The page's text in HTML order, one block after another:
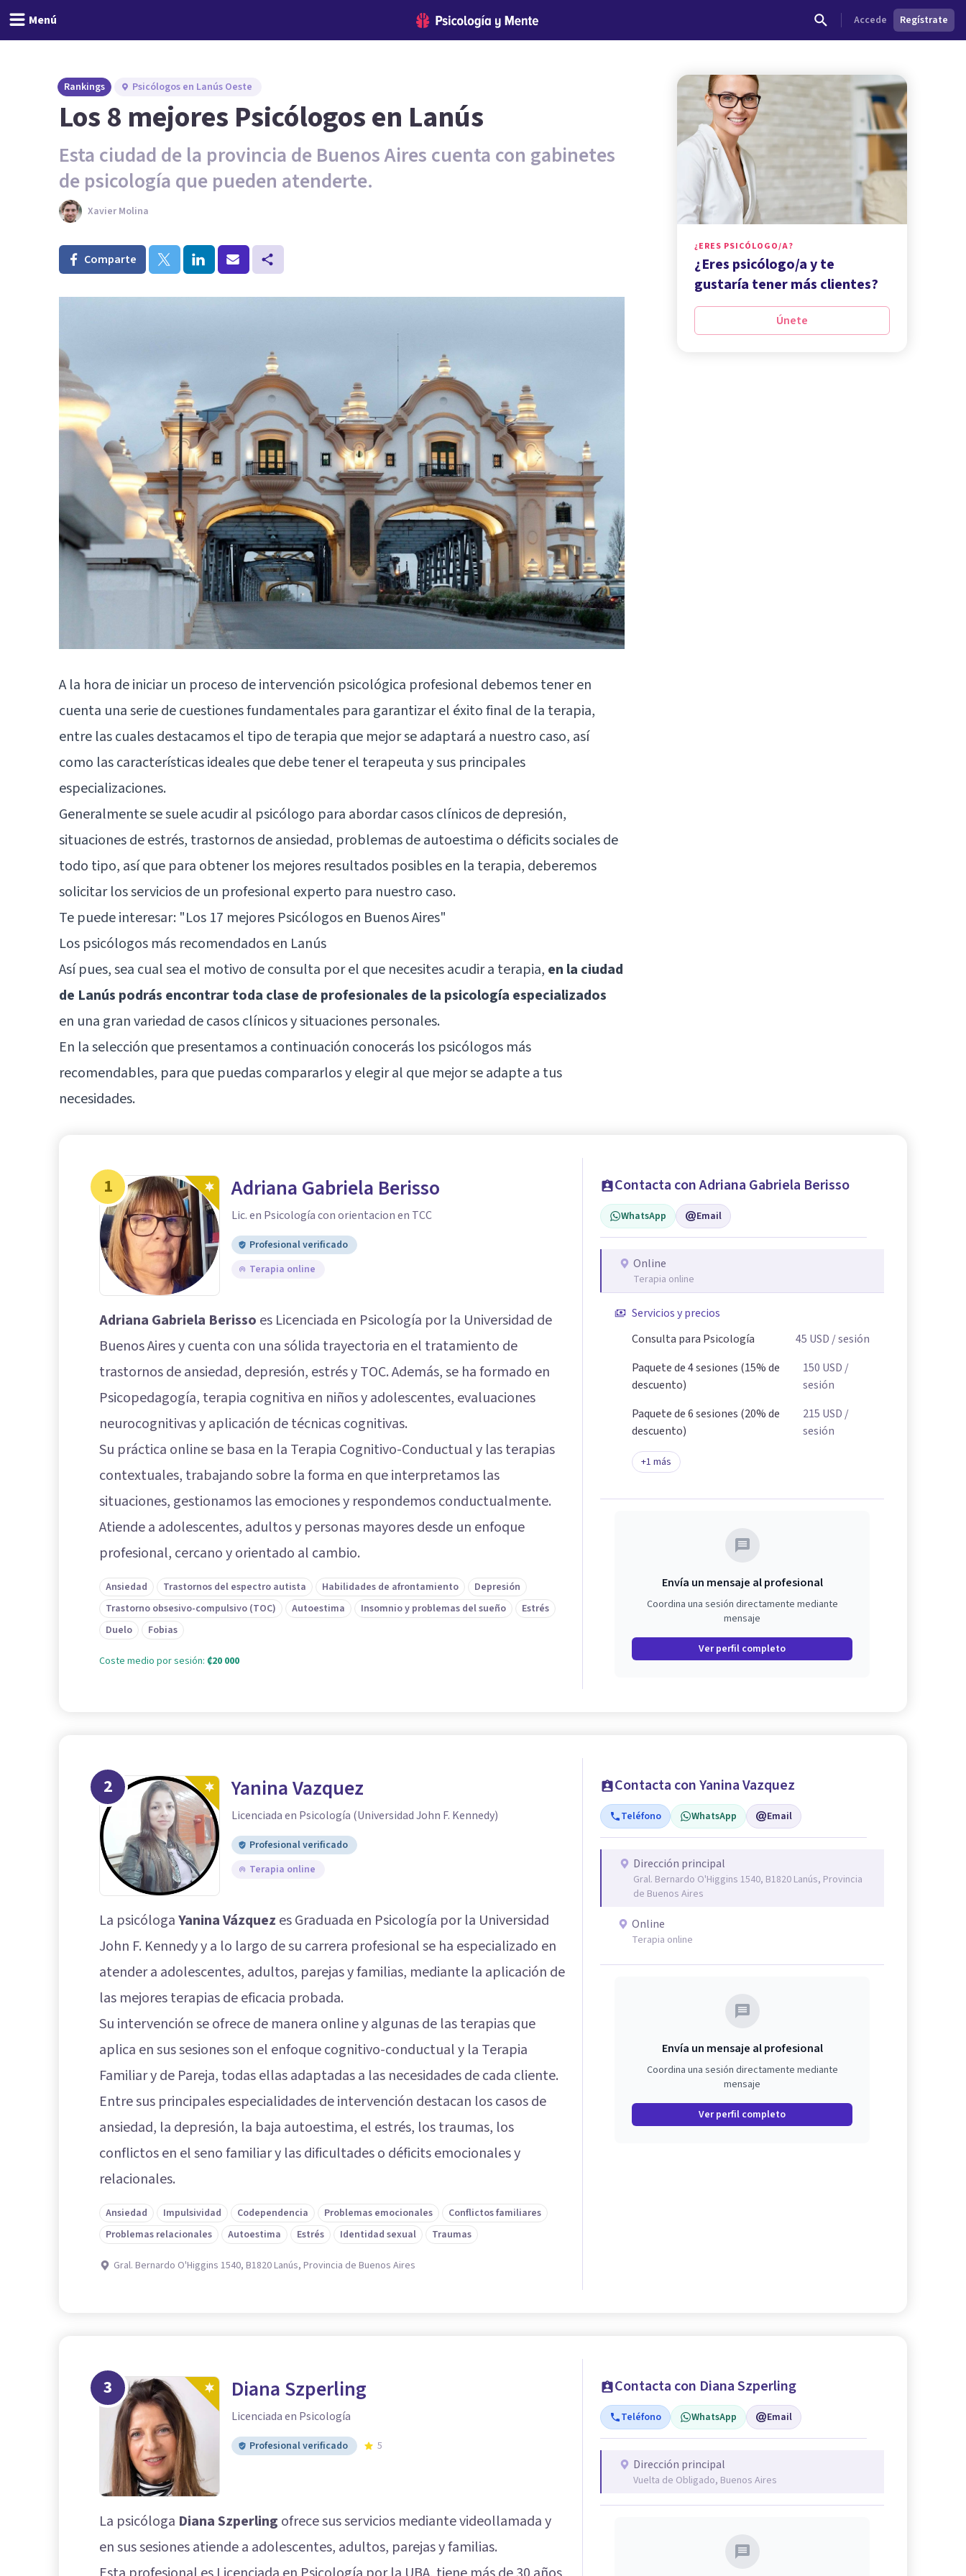
Menú Accede Regístrate
Rankings Psicólogos en Lanús Oeste
Los 8 mejores Psicólogos en Lanús
Esta ciudad de la provincia de Buenos Aires cuenta con gabinetes
de psicología que pueden atenderte.
Xavier Molina
Comparte
A la hora de iniciar un proceso deintervención psicológica profesional debemos tener en
cuenta una serie de cuestiones fundamentales para garantizar el éxito final de la terapia,
entre las cuales destacamos el tipo de terapia que mejor se adaptará a nuestro caso, así
como las características ideales que debe tener el terapeuta y sus principales
especializaciones.
Generalmente se suele acudir al psicólogo para abordar casos clínicos de depresión,
situaciones deestrés, trastornos de ansiedad, problemas de autoestima o déficits sociales de
todo tipo, así que para obtener los mejores resultados posibles en la terapia, deberemos
solicitar los servicios de un profesional experto para nuestro caso.
Te puede interesar: "Los 17 mejores Psicólogos en Buenos Aires"
Los psicólogos más recomendados en Lanús
Así pues, sea cual sea el motivo de consulta por el que necesites acudir a terapia, en la ciudad
de Lanús podrás encontrar toda clase de profesionales de la psicología especializados
en una gran variedad de casos clínicos y situaciones personales.
En la selección que presentamos a continuación conocerás los psicólogos más
recomendables, para que puedas compararlos y elegir al que mejor se adapte a tus
necesidades.
¿ERES PSICÓLOGO/A?
¿Eres psicólogo/a y te
gustaría tener más clientes?
Únete
1 Adriana Gabriela Berisso
Lic. en Psicología con orientacion en TCC
Profesional verificado
Terapia online
Adriana Gabriela Berisso es Licenciada en Psicología por la Universidad de
Buenos Aires y cuenta con una sólida trayectoria en el tratamiento de
trastornos de ansiedad, depresión, estrés y TOC. Además, se ha formado en
Psicopedagogía, terapia cognitiva en niños y adolescentes, evaluaciones
neurocognitivas y aplicación de técnicas cognitivas.
Su práctica online se basa en la Terapia Cognitivo-Conductual y las terapias
contextuales, trabajando sobre la forma en que interpretamos las
situaciones, gestionamos las emociones y respondemos conductualmente.
Atiende a adolescentes, adultos y personas mayores desde un enfoque
profesional, cercano y orientado al cambio.
Ansiedad Trastornos del espectro autista Habilidades de afrontamiento
Depresión
Trastorno obsesivo-compulsivo (TOC)
Autoestima Insomnio y problemas del sueño
Estrés
Duelo
Fobias
Coste medio por sesión: ₡20 000
Contacta con Adriana Gabriela Berisso
WhatsApp Email
Online
Terapia online
Servicios y precios
Consulta para Psicología
45 USD / sesión
Paquete de 4 sesiones (15% de
descuento)
150 USD /
sesión
Paquete de 6 sesiones (20% de
descuento)
215 USD /
sesión
+1 más
Envía un mensaje al profesional
Coordina una sesión directamente mediante
mensaje
Ver perfil completo
2 Yanina Vazquez
Licenciada en Psicología (Universidad John F. Kennedy)
Profesional verificado
Terapia online
La psicólogaYanina Vázquez es Graduada en Psicología por la Universidad
John F. Kennedy y a lo largo de su carrera profesional se ha especializado en
atender a adolescentes, adultos, parejas y familias, mediante la aplicación de
las mejores terapias de eficacia probada.
Su intervención se ofrece de manera online y algunas de las terapias que
aplica en sus sesiones son el enfoque cognitivo-conductual y la Terapia
Familiar y de Pareja, todas ellas adaptadas a las necesidades de cada cliente.
Entre sus principales especialidades de intervención destacan los casos de
ansiedad, la depresión, la baja autoestima, el estrés, los traumas, los
conflictos en el seno familiar y las dificultades o déficits emocionales y
relacionales.
Ansiedad Impulsividad Codependencia Problemas emocionales
Conflictos familiares
Problemas relacionales
Autoestima Estrés Identidad sexual Traumas
Gral. Bernardo O'Higgins 1540, B1820 Lanús, Provincia de Buenos Aires
Contacta con Yanina Vazquez
Teléfono WhatsApp Email
Dirección principal
Gral. Bernardo O'Higgins 1540, B1820 Lanús, Provincia
de Buenos Aires
Online
Terapia online
Envía un mensaje al profesional
Coordina una sesión directamente mediante
mensaje
Ver perfil completo
3 Diana Szperling
Licenciada en Psicología
Profesional verificado 5
La psicóloga Diana Szperling ofrece sus servicios mediante videollamada y
en sus sesiones atiende a adolescentes, adultos, parejas y familias.
Contacta con Diana Szperling
Teléfono WhatsApp Email
Dirección principal
Vuelta de Obligado, Buenos Aires